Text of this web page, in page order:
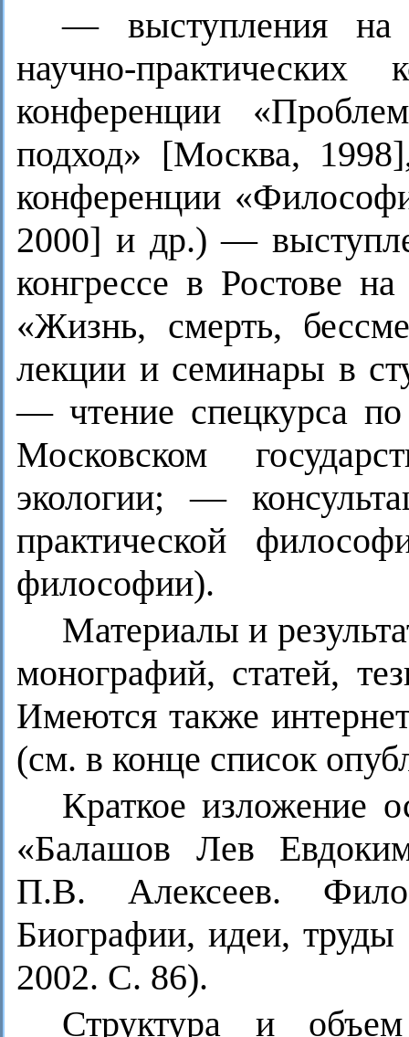
— выступления на
научно-практических
конференции
подход» [Москва,
конференции
2000] и др.) —
конгрессе в Ростове
«Жизнь, смерть,
лекции и семинары в
— чтение спецкурса
Московском
экологии; —
практической
философии).
Материалы и
монографий, статей,
Имеются также
(см. в конце список
Краткое изложение
«Балашов Лев
П.В. Алексеев.
Биографии, идеи,
2002. С. 86).
Структура и